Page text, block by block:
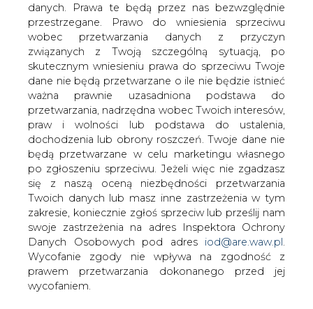
danych. Prawa te będą przez nas bezwzględnie
przestrzegane. Prawo do wniesienia sprzeciwu
wobec przetwarzania danych z przyczyn
związanych z Twoją szczególną sytuacją, po
skutecznym wniesieniu prawa do sprzeciwu Twoje
dane nie będą przetwarzane o ile nie będzie istnieć
ważna prawnie uzasadniona podstawa do
przetwarzania, nadrzędna wobec Twoich interesów,
praw i wolności lub podstawa do ustalenia,
dochodzenia lub obrony roszczeń. Twoje dane nie
będą przetwarzane w celu marketingu własnego
po zgłoszeniu sprzeciwu. Jeżeli więc nie zgadzasz
się z naszą oceną niezbędności przetwarzania
Twoich danych lub masz inne zastrzeżenia w tym
zakresie, koniecznie zgłoś sprzeciw lub prześlij nam
swoje zastrzeżenia na adres Inspektora Ochrony
Danych Osobowych pod adres iod@are.waw.pl
Wycofanie zgody nie wpływa na zgodność z
prawem przetwarzania dokonanego przed jej
wycofaniem.
Dwie ogromne plamy ropy naftowej
utworzyły się u wybrzeży południowej
Kalifornii po wykryciu awarii lądowego
rurociągu - podały władze w środę.
Wyciek zauważono we wtorek, ale nie
wiadomo, jak długo trwał. W sprawie
przyczyn awarii wszczęto dochodzenie.
Plamy czarnej, gęstej i śmierdzącej mazi rozciągają się na
wodzie na długości ok. 14 km.
Według wstępnych szacunków z uszkodzonego
ropociągu wyciekło do 400 tys. litrów ropy, z czego ok.
80 tys. litrów przedostało się do wód przybrzeżnych w
okolicach miasta Santa Barbara.
W chwili wykrycia awarii we wtorek ropa płynęła rurą z
prędkością 320 tys. litrów na godzinę. Wyciek udało się
powstrzymać po trzech godzinach. Przedstawiciele firmy